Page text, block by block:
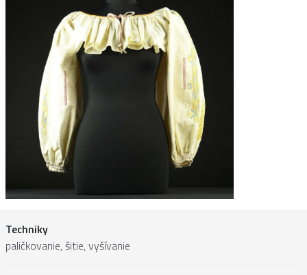
Techniky
paličkovanie, šitie, vyšívanie